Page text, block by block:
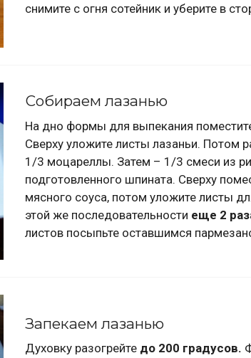
снимите с огня сотейник и уберите в
Собираем лазанью
На дно формы для выпекания
Сверху уложите листы лазаньи. Потом
1/3 моцареллы. Затем – 1/3 смеси из
подготовленного шпината. Сверху
мясного соуса, потом уложите листы
этой же последовательности еще 2
листов посыпьте оставшимся
Запекаем лазанью
Духовку разогрейте до 200 градусов.